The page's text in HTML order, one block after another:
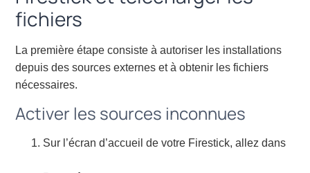
fichiers
La première étape consiste à autoriser les installations
depuis des sources externes et à obtenir les fichiers
nécessaires.
Activer les sources inconnues
Sur l’écran d’accueil de votre Firestick, allez dans